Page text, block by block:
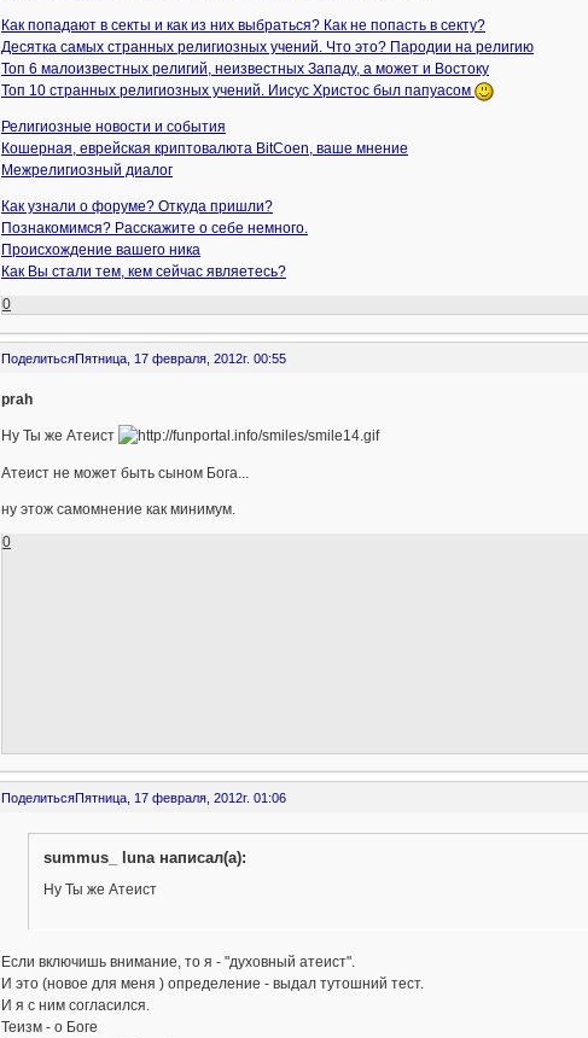
Как попадают в секты и как из них выбраться? Как не попасть в секту?
Десятка самых странных религиозных учений. Что это? Пародии на религию
Топ 6 малоизвестных религий, неизвестных Западу, а может и Востоку
Топ 10 странных религиозных учений. Иисус Христос был папуасом
Религиозные новости и события
Кошерная, еврейская криптовалюта BitCoen, ваше мнение
Межрелигиозный диалог
Как узнали о форуме? Откуда пришли?
Познакомимся? Расскажите о себе немного.
Происхождение вашего ника
Как Вы стали тем, кем сейчас являетесь?
0
ПоделитьсяПятница, 17 февраля, 2012г. 00:55
prah
Ну Ты же Атеист
Атеист не может быть сыном Бога...
ну этож самомнение как минимум.
0
ПоделитьсяПятница, 17 февраля, 2012г. 01:06
summus_ luna написал(а):
Ну Ты же Атеист
Если включишь внимание, то я - "духовный атеист".
И это (новое для меня ) определение - выдал тутошний тест.
И я с ним согласился.
Теизм - о Боге